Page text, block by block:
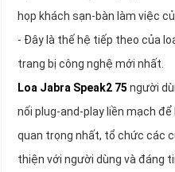
họp khách sạn-bàn làm việc
- Đây là thế hệ tiếp theo của
trang bị công nghệ mới nhất.
Loa Jabra Speak2 75 người
nối plug-and-play liền mạch
quan trọng nhất, tổ chức các
thiện với người dùng và đáng